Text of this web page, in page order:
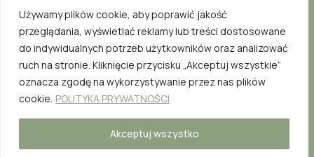
Używamy plików cookie, aby poprawić jakość
przeglądania, wyświetlać reklamy lub treści dostosowane
do indywidualnych potrzeb użytkowników oraz analizować
ruch na stronie. Kliknięcie przycisku „Akceptuj wszystkie”
oznacza zgodę na wykorzystywanie przez nas plików
cookie. POLITYKA PRYWATNOŚCI
Akceptuj wszystko
Szybkie linki:
Strona Główna
O Nas
Grafik
Regulamin